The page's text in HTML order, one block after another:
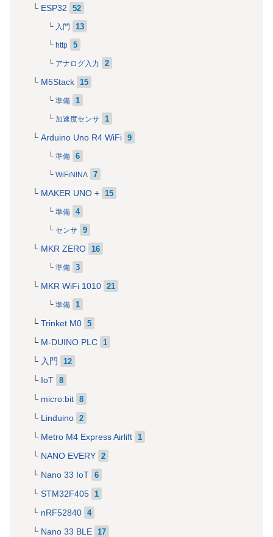
ESP32 52
入門 13
http 5
アナログ入力 2
M5Stack 15
準備 1
加速度センサ 1
Arduino Uno R4 WiFi 9
準備 6
WiFiNINA 7
MAKER UNO + 15
準備 4
センサ 9
MKR ZERO 16
準備 3
MKR WiFi 1010 21
準備 1
Trinket M0 5
M-DUINO PLC 1
入門 12
IoT 8
micro:bit 8
Linduino 2
Metro M4 Express Airlift 1
NANO EVERY 2
Nano 33 IoT 6
STM32F405 1
nRF52840 4
Nano 33 BLE 17